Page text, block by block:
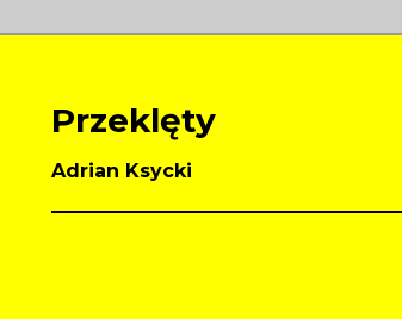
Przeklęty
Adrian Ksycki